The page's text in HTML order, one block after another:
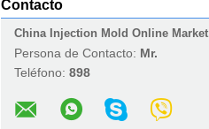
Contacto
China Injection Mold Online Market
Persona de Contacto: Mr.
Teléfono: 898